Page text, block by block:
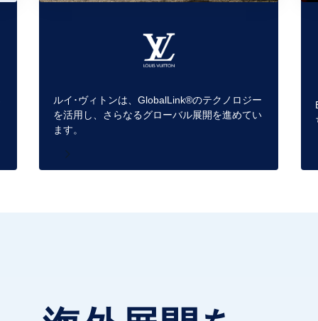
ルイ･ヴィトンは、GlobalLink®のテクノロジー
を活用し、さらなるグローバル展開を進めてい
ます。